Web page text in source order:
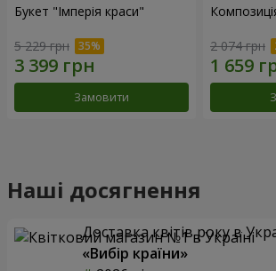
Букет "Імперія краси"
5 229 грн
Замовити
2 074 грн
Наші досягнення
Доставка квітів року в
«Вибір країни»